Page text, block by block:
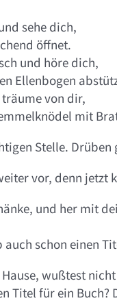
sehe dich,
öffnet.
und höre dich,
Ellenbogen
von dir,
mit
Stelle. Drüben
vor, denn jetzt
und her mit
schon einen
wußtest
Titel für ein Buch?